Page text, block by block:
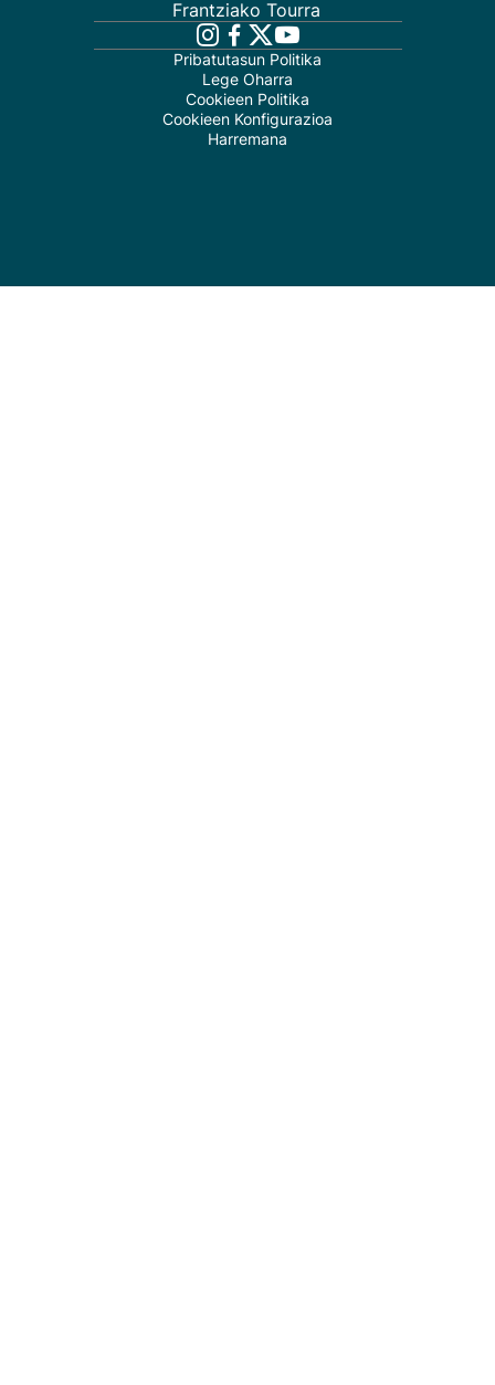
Frantziako Tourra
Pribatutasun Politika
Lege Oharra
Cookieen Politika
Cookieen Konfigurazioa
Harremana